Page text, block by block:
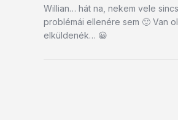
Willian… hát na, nekem vele
problémái ellenére sem 🙂 Van
elküldenék… 😀